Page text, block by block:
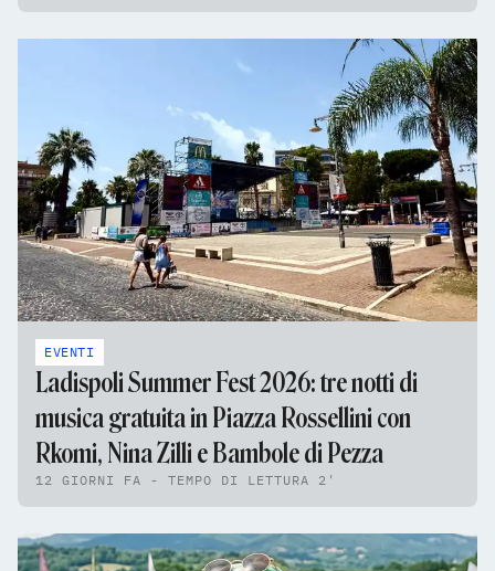
EVENTI
Ladispoli Summer Fest 2026: tre notti di
musica gratuita in Piazza Rossellini con
Rkomi, Nina Zilli e Bambole di Pezza
12 GIORNI FA - TEMPO DI LETTURA 2'